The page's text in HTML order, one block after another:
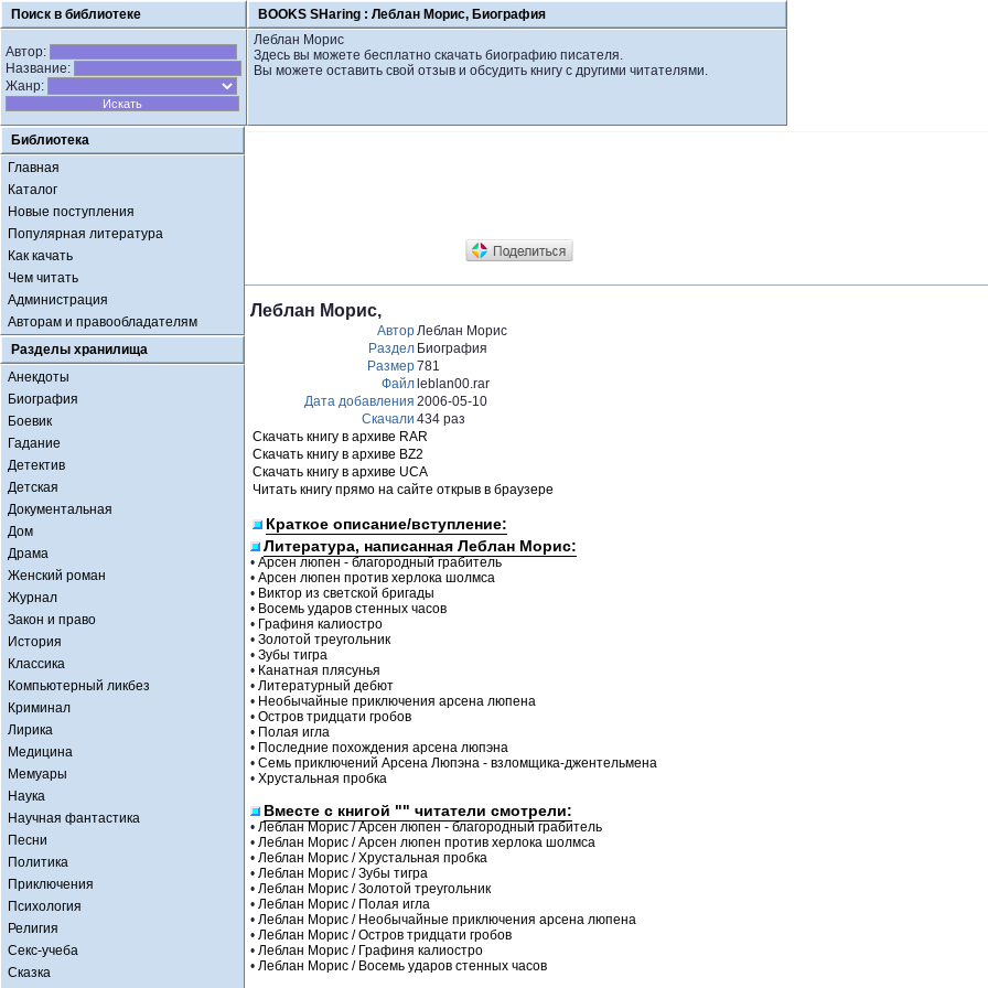
Поиск в библиотеке BOOKS SHaring : Леблан Морис, Биография
Автор:
Название:
Жанр:
Леблан Морис
Здесь вы можете бесплатно скачать биографию писателя.
Вы можете оставить свой отзыв и обсудить книгу с другими читателями.
Библиотека
Главная
Каталог
Новые поступления
Популярная литература
Как качать
Чем читать
Администрация
Авторам и правообладателям
Разделы хранилища
Анекдоты
Биография
Боевик
Гадание
Детектив
Детская
Документальная
Дом
Драма
Женский роман
Журнал
Закон и право
История
Классика
Компьютерный ликбез
Криминал
Лирика
Медицина
Мемуары
Наука
Научная фантастика
Песни
Политика
Приключения
Психология
Религия
Секс-учеба
Сказка
Леблан Морис,
АвторЛеблан Морис
Раздел Биография
Размер781
Файл leblan00.rar
Дата добавления 2006-05-10
Скачали 434 раз
Скачать книгу в архиве RAR
Скачать книгу в архиве BZ2
Скачать книгу в архиве UCA
Читать книгу прямо на сайте открыв в браузере
Краткое описание/вступление:
Литература, написанная Леблан Морис:
• Арсен люпен - благородный грабитель
• Арсен люпен против херлока шолмса
• Виктор из светской бригады
• Восемь ударов стенных часов
• Графиня калиостро
• Золотой треугольник
• Зубы тигра
• Канатная плясунья
• Литературный дебют
• Необычайные приключения арсена люпена
• Остров тридцати гробов
• Полая игла
• Последние похождения арсена люпэна
• Семь приключений Арсена Люпэна - взломщика-джентельмена
• Хрустальная пробка
Вместе с книгой "" читатели смотрели:
• Леблан Морис / Арсен люпен - благородный грабитель
• Леблан Морис / Арсен люпен против херлока шолмса
• Леблан Морис / Хрустальная пробка
• Леблан Морис / Зубы тигра
• Леблан Морис / Золотой треугольник
• Леблан Морис / Полая игла
• Леблан Морис / Необычайные приключения арсена люпена
• Леблан Морис / Остров тридцати гробов
• Леблан Морис / Графиня калиостро
• Леблан Морис / Восемь ударов стенных часов